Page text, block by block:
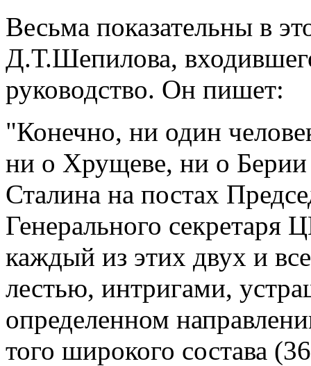
Весьма показательны в
Д.Т.Шепилова,
руководство. Он пишет:
"Конечно, ни один
ни о Хрущеве, ни о
Сталина на постах
Генерального
каждый из этих двух и
лестью, интригами,
определенном
того широкого состава